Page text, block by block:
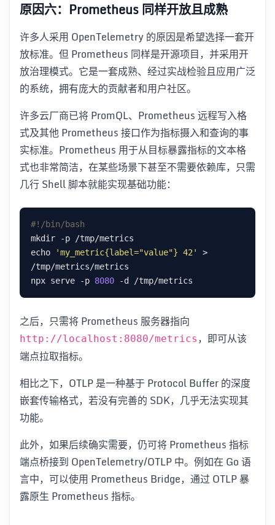
原因六：Prometheus 同样开放且成熟
许多人采用 OpenTelemetry 的原因是希望选择一套开
放标准。但 Prometheus 同样是开源项目，并采用开
放治理模式。它是一套成熟、经过实战检验且应用广泛
的系统，拥有庞大的贡献者和用户社区。
许多云厂商已将 PromQL、Prometheus 远程写入格
式及其他 Prometheus 接口作为指标摄入和查询的事
实标准。Prometheus 用于从目标暴露指标的文本格
式也非常简洁，在某些场景下甚至不需要依赖库，只需
几行 Shell 脚本就能实现基础功能：
echo
'my_metric{label="value"} 42'
>
npx serve -p 8080
之后，只需将 Prometheus 服务器指向
http://localhost:8080/metrics ，即可从该
端点拉取指标。
相比之下，OTLP 是一种基于 Protocol Buffer 的深度
嵌套传输格式，若没有完善的 SDK，几乎无法实现其
功能。
此外，如果后续确实需要，仍可将 Prometheus 指标
端点桥接到 OpenTelemetry/OTLP 中。例如在 Go 语
言中，可以使用 Prometheus Bridge，通过 OTLP 暴
露原生 Prometheus 指标。